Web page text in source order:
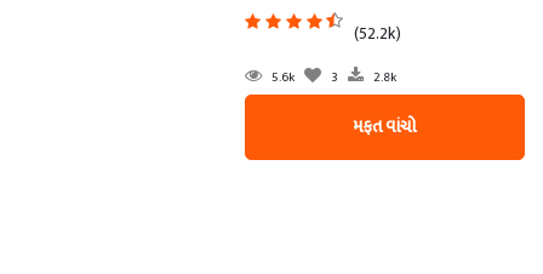
(52.2k)
5.6k 3 2.8k
મફત વાંચો